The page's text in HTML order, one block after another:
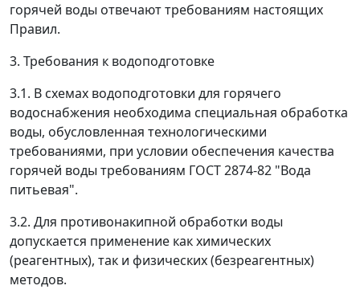
горячей воды отвечают требованиям настоящих
Правил.
3. Требования к водоподготовке
3.1. В схемах водоподготовки для горячего
водоснабжения необходима специальная обработка
воды, обусловленная технологическими
требованиями, при условии обеспечения качества
горячей воды требованиям ГОСТ 2874-82 "Вода
питьевая".
3.2. Для противонакипной обработки воды
допускается применение как химических
(реагентных), так и физических (безреагентных)
методов.